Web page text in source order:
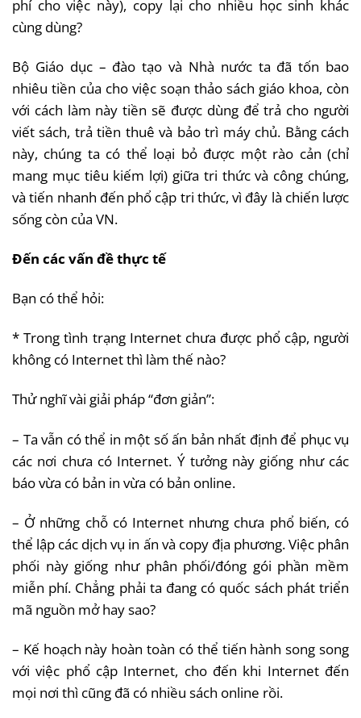
phí cho việc này), copy lại cho nhiều học sinh khác
cùng dùng?
Bộ Giáo dục – đào tạo và Nhà nước ta đã tốn bao
nhiêu tiền của cho việc soạn thảo sách giáo khoa, còn
với cách làm này tiền sẽ được dùng để trả cho người
viết sách, trả tiền thuê và bảo trì máy chủ. Bằng cách
này, chúng ta có thể loại bỏ được một rào cản (chỉ
mang mục tiêu kiếm lợi) giữa tri thức và công chúng,
và tiến nhanh đến phổ cập tri thức, vì đây là chiến lược
sống còn của VN.
Đến các vấn đề thực tế
Bạn có thể hỏi:
* Trong tình trạng Internet chưa được phổ cập, người
không có Internet thì làm thế nào?
Thử nghĩ vài giải pháp “đơn giản”:
– Ta vẫn có thể in một số ấn bản nhất định để phục vụ
các nơi chưa có Internet. Ý tưởng này giống như các
báo vừa có bản in vừa có bản online.
– Ở những chỗ có Internet nhưng chưa phổ biến, có
thể lập các dịch vụ in ấn và copy địa phương. Việc phân
phối này giống như phân phối/đóng gói phần mềm
miễn phí. Chẳng phải ta đang có quốc sách phát triển
mã nguồn mở hay sao?
– Kế hoạch này hoàn toàn có thể tiến hành song song
với việc phổ cập Internet, cho đến khi Internet đến
mọi nơi thì cũng đã có nhiều sách online rồi.